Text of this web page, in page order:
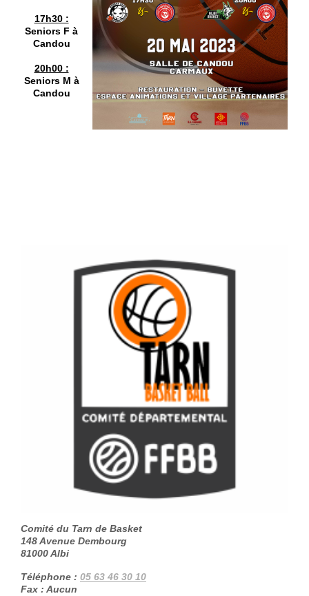
17h30 :
Seniors F à
Candou
20h00 :
Seniors M à
Candou
Comité du Tarn de Basket
148 Avenue Dembourg
81000Albi
Téléphone : 05 63 46 30 10
Fax : Aucun